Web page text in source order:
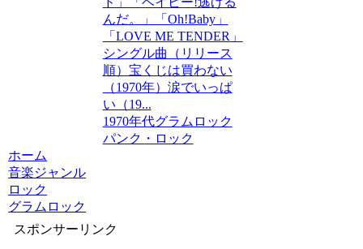
んだ。」「Oh!Baby」
「LOVE ME TENDER」
シングル曲（リリース
順）宝くじは買わない
（1970年）涙でいっぱ
い（19...
1970年代グラムロック
パンク・ロック
ホーム
音楽ジャンル
ロック
グラムロック
スポンサーリンク